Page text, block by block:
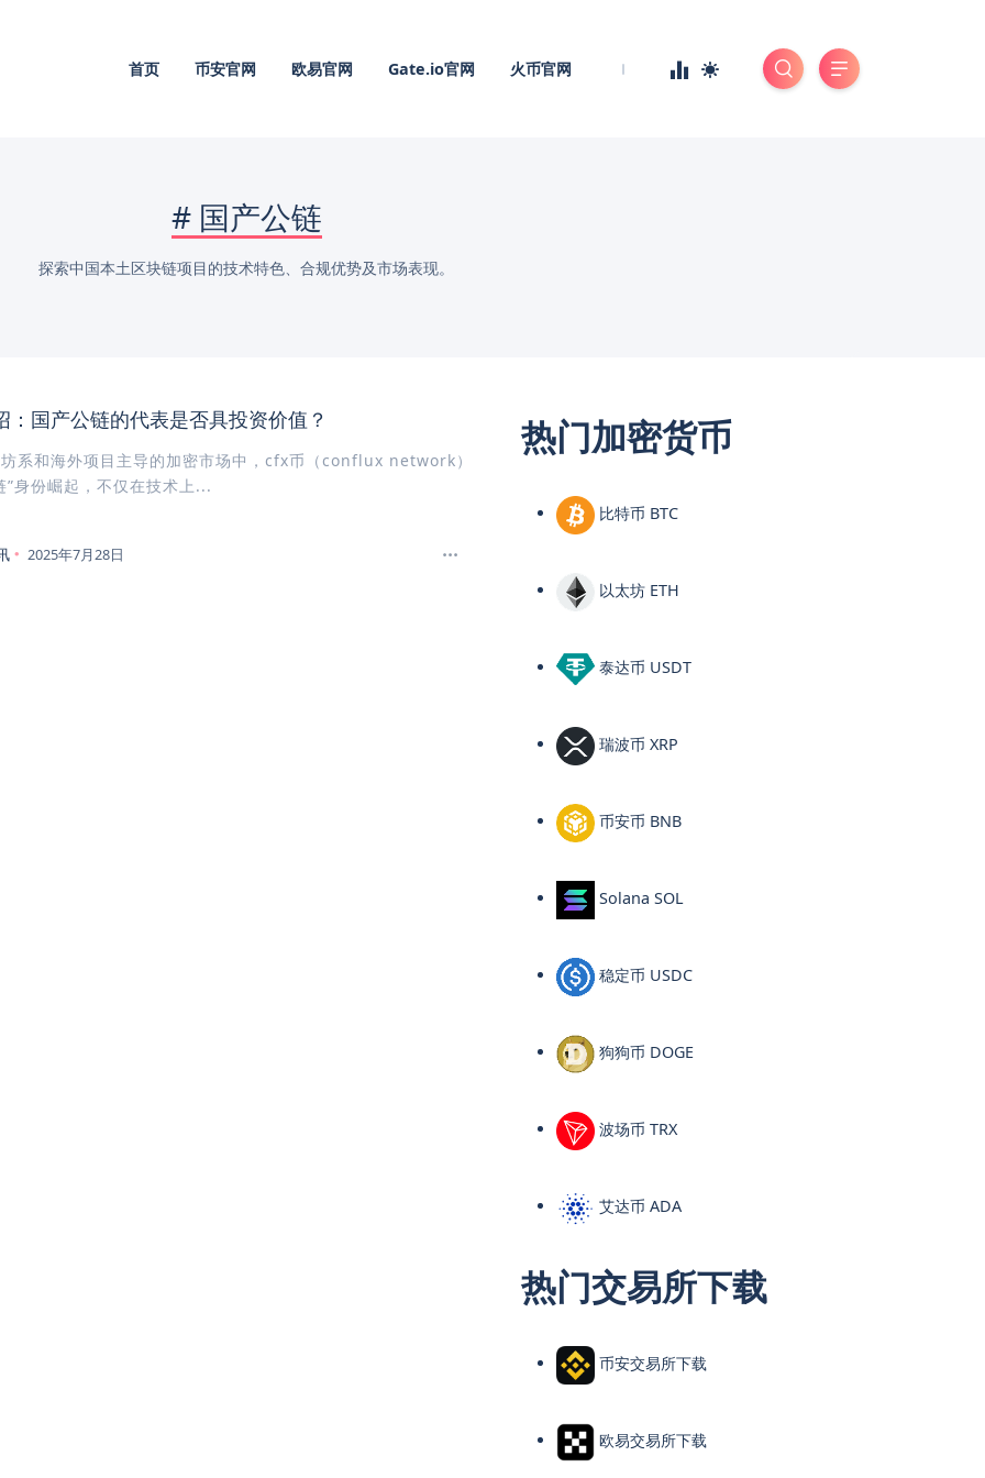
首页 币安官网 欧易官网 Gate.io官网 火币官网
# 国产公链
探索中国本土区块链项目的技术特色、合规优势及市场表现。
：国产公链的代表是否具投资价值？
系和海外项目主导的加密市场中，cfx币（conflux network）
”身份崛起，不仅在技术上...
2025年7月28日
热门加密货币
比特币 BTC
以太坊 ETH
泰达币 USDT
瑞波币 XRP
币安币 BNB
Solana SOL
稳定币 USDC
狗狗币 DOGE
波场币 TRX
艾达币 ADA
热门交易所下载
币安交易所下载
欧易交易所下载